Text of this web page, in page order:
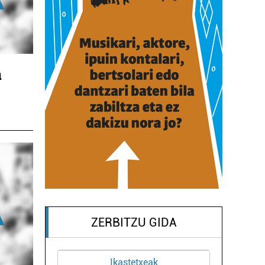
ZERBITZU GIDA
Ikastetxeak